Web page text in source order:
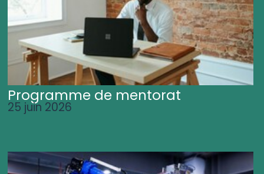
Programme de mentorat
25 juin 2026